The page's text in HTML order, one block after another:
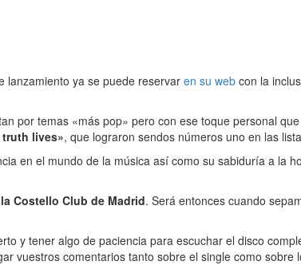
lanzamiento ya se puede reservar en su web con la
por temas «más pop» pero con ese toque personal
truth lives», que lograron sendos números uno en las
en el mundo de la música así como su sabiduría a la
Costello Club de Madrid. Será entonces cuando
y tener algo de paciencia para escuchar el disco
vuestros comentarios tanto sobre el single como